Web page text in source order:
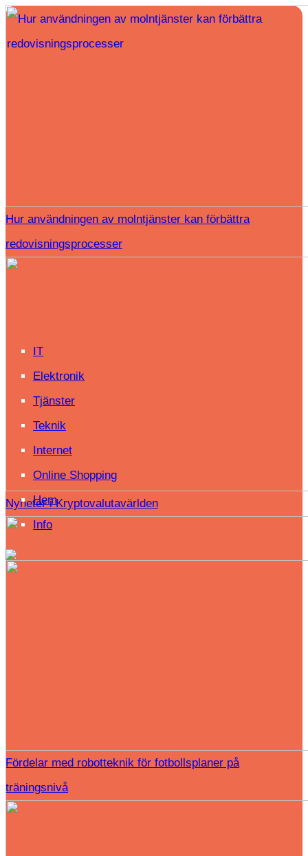
Hur användningen av molntjänster kan förbättra
redovisningsprocesser
Nyheter i Kryptovalutavärlden
Fördelar med robotteknik för fotbollsplaner på
träningsnivå
IT
Elektronik
Tjänster
Teknik
Internet
Online Shopping
Hem
Info